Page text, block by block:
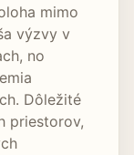
mimo
výzvy v
no
Dôležité
priestorov,